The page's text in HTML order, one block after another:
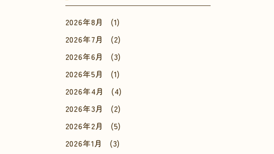
2026年8月
(1)
2026年7月
(2)
2026年6月
(3)
2026年5月
(1)
2026年4月
(4)
2026年3月
(2)
2026年2月
(5)
2026年1月
(3)